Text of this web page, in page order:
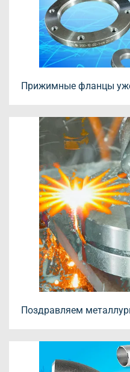
Прижимные фланцы
Поздравляем